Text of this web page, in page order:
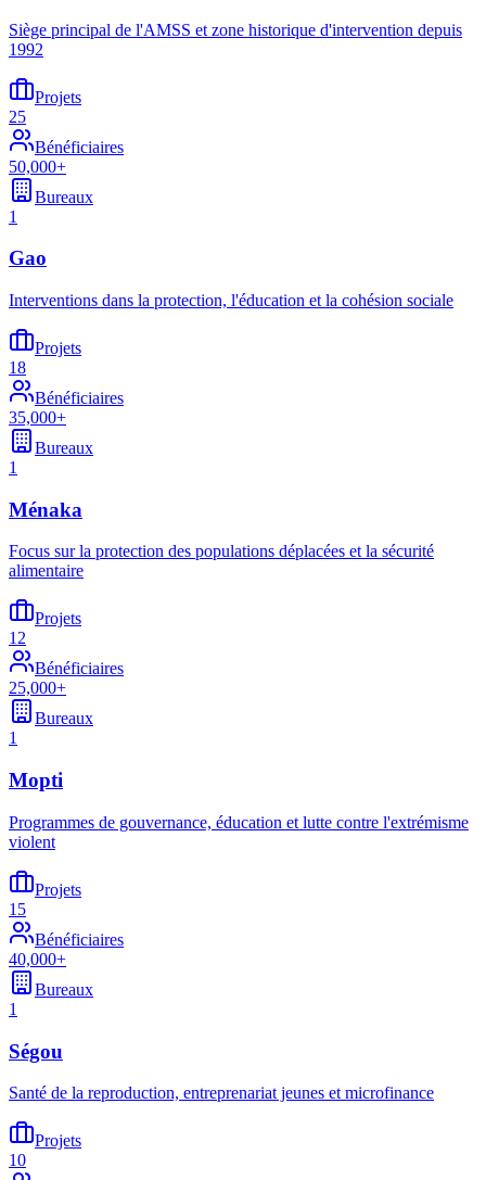
Siège principal de l'AMSS et zone historique d'intervention depuis
1992
Projets
25
Bénéficiaires
50,000+
Bureaux
1
Gao
Interventions dans la protection, l'éducation et la cohésion sociale
Projets
18
Bénéficiaires
35,000+
Bureaux
1
Ménaka
Focus sur la protection des populations déplacées et la sécurité
alimentaire
Projets
12
Bénéficiaires
25,000+
Bureaux
1
Mopti
Programmes de gouvernance, éducation et lutte contre l'extrémisme
violent
Projets
15
Bénéficiaires
40,000+
Bureaux
1
Ségou
Santé de la reproduction, entreprenariat jeunes et microfinance
Projets
10